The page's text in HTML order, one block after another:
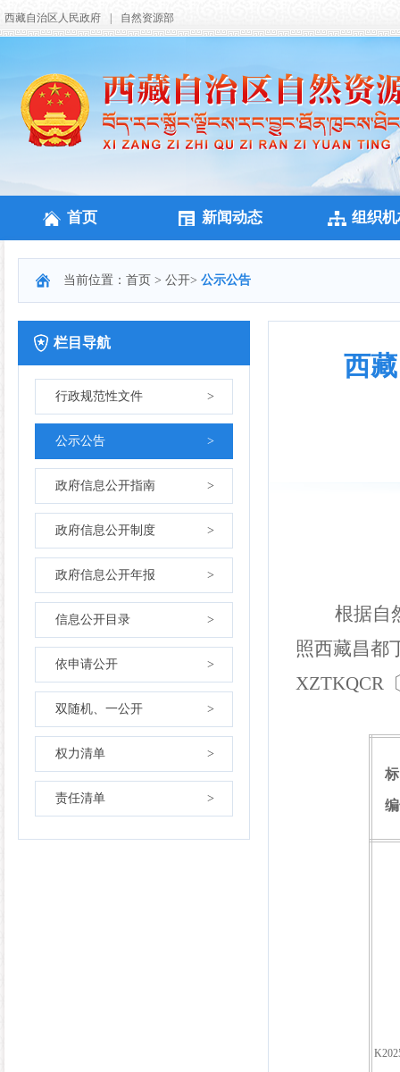
西藏自治区人民政府 自然资源部
首页 新闻动态 组织
当前位置： 首页 > 公开> 公示公告
栏目导航
行政规范性文件 >
公示公告 >
政府信息公开指南 >
政府信息公开制度 >
政府信息公开年报 >
信息公开目录 >
依申请公开 >
双随机、一公开 >
权力清单 >
责任清单 >
西
根据自然
照西藏昌都
XZTKQCR
K202